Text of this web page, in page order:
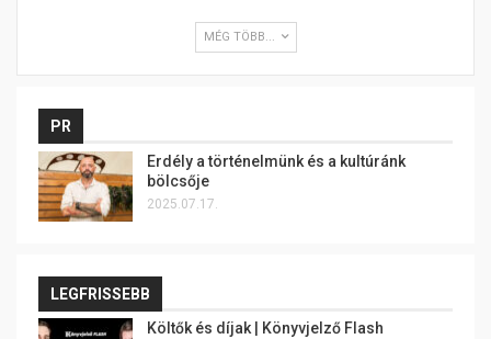
MÉG TÖBB...
PR
Erdély a történelmünk és a kultúránk
bölcsője
2025.07.17.
LEGFRISSEBB
Költők és díjak | Könyvjelző Flash